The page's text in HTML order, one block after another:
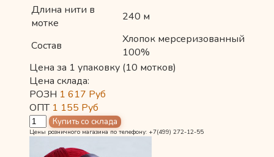
Длина нити в
мотке
240 м
Состав
Хлопок мерсеризованный
100%
Цена за 1 упаковку (10 мотков)
Цена склада:
РОЗН 1 617 Руб
ОПТ 1 155 Руб
Цены розничного магазина по телефону: +7(499) 272-12-55